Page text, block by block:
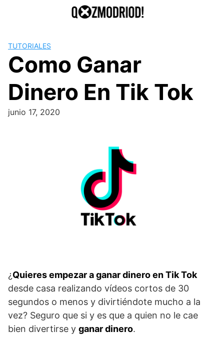
TUTORIALES
Como Ganar
Dinero En Tik Tok
junio 17, 2020
¿Quieres empezar a ganar dinero en Tik Tok
desde casa realizando vídeos cortos de 30
segundos o menos y divirtiéndote mucho a la
vez? Seguro que si y es que a quien no le cae
bien divertirse y ganar dinero.